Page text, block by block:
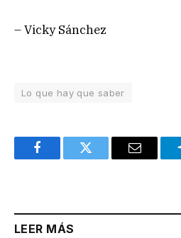
– Vicky Sánchez
Lo que hay que saber
FacebookTwitter Email
LEER MÁS